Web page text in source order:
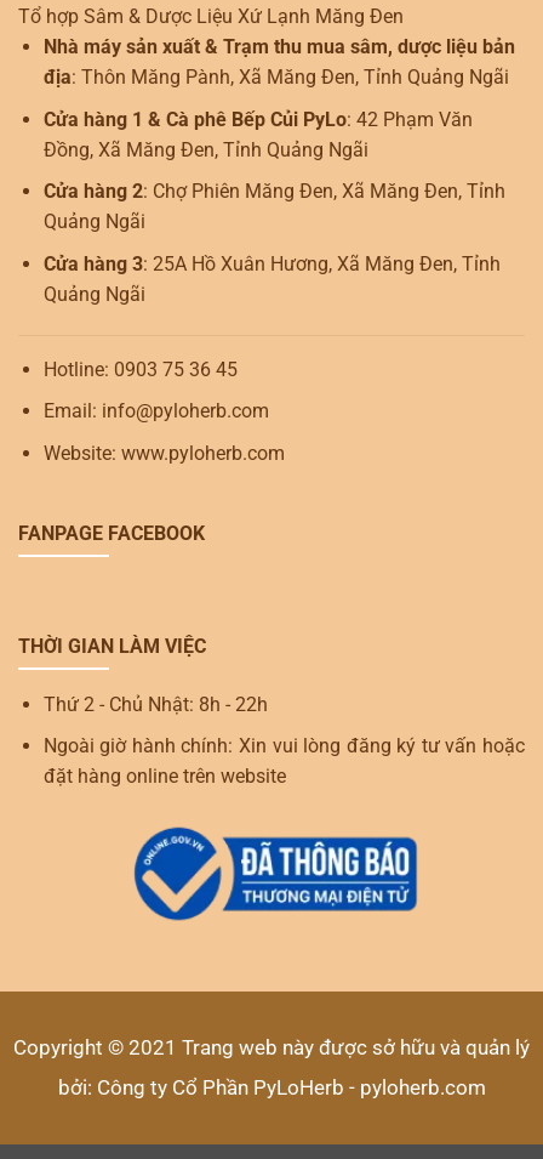
Tổ hợp Sâm & Dược Liệu Xứ Lạnh Măng Đen
Nhà máy sản xuất & Trạm thu mua sâm, dược liệu bản
địa: Thôn Măng Pành, Xã Măng Đen, Tỉnh Quảng Ngãi
Cửa hàng 1 & Cà phê Bếp Củi PyLo: 42 Phạm Văn
Đồng, Xã Măng Đen, Tỉnh Quảng Ngãi
Cửa hàng 2: Chợ Phiên Măng Đen, Xã Măng Đen, Tỉnh
Quảng Ngãi
Cửa hàng 3: 25A Hồ Xuân Hương, Xã Măng Đen, Tỉnh
Quảng Ngãi
Hotline: 0903 75 36 45
Email: info@pyloherb.com
Website: www.pyloherb.com
FANPAGE FACEBOOK
THỜI GIAN LÀM VIỆC
Thứ 2 - Chủ Nhật: 8h - 22h
Ngoài giờ hành chính: Xin vui lòng đăng ký tư vấn hoặc
đặt hàng online trên website
Copyright © 2021 Trang web này được sở hữu và quản lý
bởi: Công ty Cổ Phần PyLoHerb - pyloherb.com